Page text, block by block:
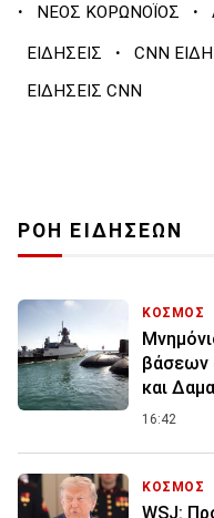
· ΝΕΟΣ ΚΟΡΩΝΟΪΟΣ ·
ΕΙΔΗΣΕΙΣ · CNN
ΕΙΔΗΣΕΙΣ CNN
ΡΟΗ ΕΙΔΗΣΕΩΝ
ΚΟΣΜΟΣ
βάσεων
και
16:42
ΚΟΣΜΟΣ
WSJ: